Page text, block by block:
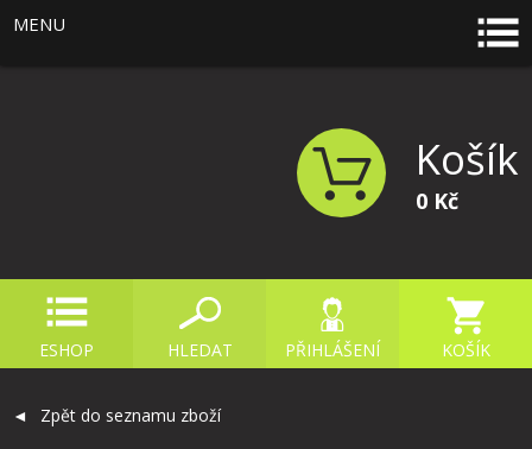
MENU
Košík
0 Kč
ESHOP HLEDAT PŘIHLÁŠENÍ KOŠÍK
Zpět do seznamu zboží